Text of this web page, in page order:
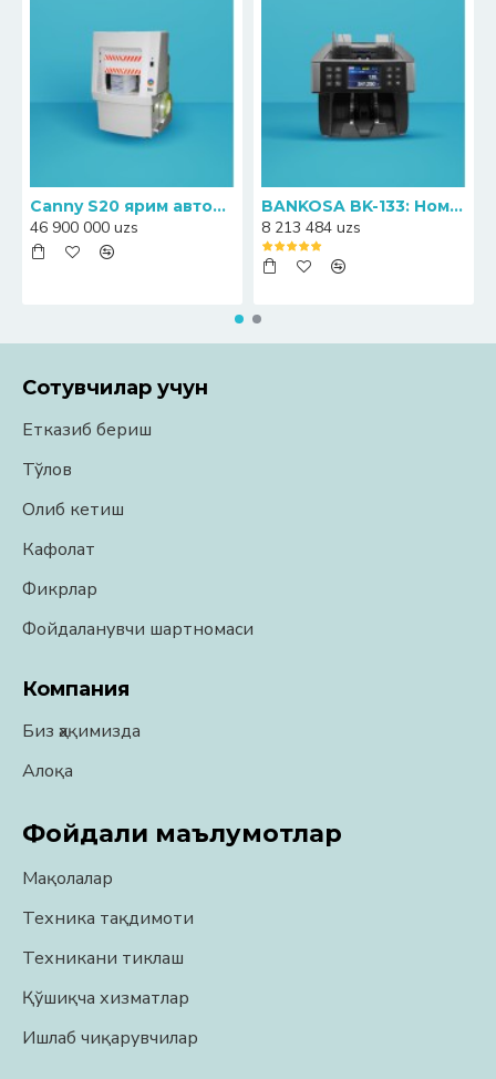
Canny S20 ярим автоматик банкноталарни прессловчи-қадоқловчи машинаси
46 900 000 uzs
BANKOSA BK-133: Номинални аниқлаш функциясига эга ҳамёнбоп пул санагич
8 213 484 uzs
Сотувчилар учун
Етказиб бериш
Тўлов
Олиб кетиш
Кафолат
Фикрлар
Фойдаланувчи шартномаси
Компания
Биз ҳақимизда
Алоқа
Фойдали маълумотлар
Мақолалар
Техника тақдимоти
Техникани тиклаш
Қўшиқча хизматлар
Ишлаб чиқарувчилар